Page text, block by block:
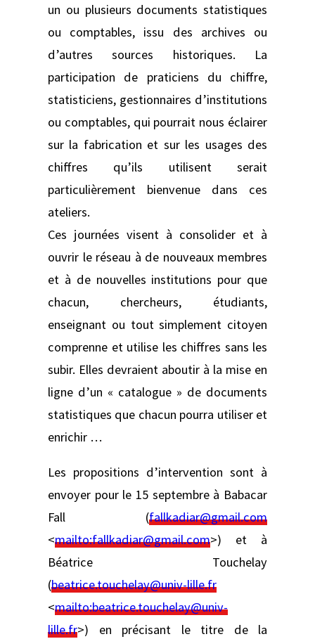
un ou plusieurs documents statistiques
ou comptables, issu des archives ou
d’autres sources historiques. La
participation de praticiens du chiffre,
statisticiens, gestionnaires d’institutions
ou comptables, qui pourrait nous éclairer
sur la fabrication et sur les usages des
chiffres qu’ils utilisent serait
particulièrement bienvenue dans ces
ateliers.
Ces journées visent à consolider et à
ouvrir le réseau à de nouveaux membres
et à de nouvelles institutions pour que
chacun, chercheurs, étudiants,
enseignant ou tout simplement citoyen
comprenne et utilise les chiffres sans les
subir. Elles devraient aboutir à la mise en
ligne d’un « catalogue » de documents
statistiques que chacun pourra utiliser et
enrichir …
Les propositions d’intervention sont à
envoyer pour le 15 septembre à Babacar
Fall (fallkadiar@gmail.com
<mailto:fallkadiar@gmail.com>) et à
Béatrice Touchelay
(beatrice.touchelay@univ-lille.fr
<mailto:beatrice.touchelay@univ-
lille.fr>) en précisant le titre de la